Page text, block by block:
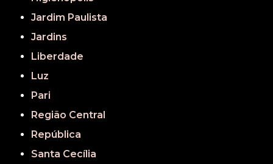
Jardim Paulista
Jardins
Liberdade
Luz
Pari
Região Central
República
Santa Cecília